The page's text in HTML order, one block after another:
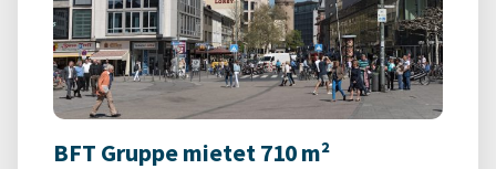
BFT Gruppe mietet 710 m²